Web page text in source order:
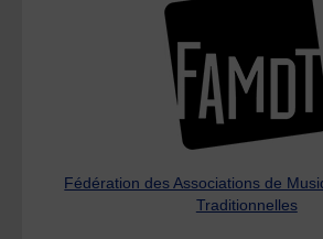
Fédération des Associations de
Traditionnelles